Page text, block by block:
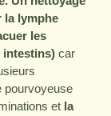
la lymphe
les
intestins) car
pourvoyeuse
et la